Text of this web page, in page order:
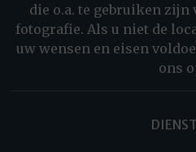
die o.a. te gebruiken
fotografie. Als u niet de
uw wensen en eisen
ons